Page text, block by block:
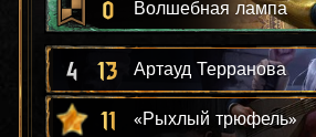
0 Волшебная лампа
4 13 Артауд Терранова
11 «Рыхлый трюфель»